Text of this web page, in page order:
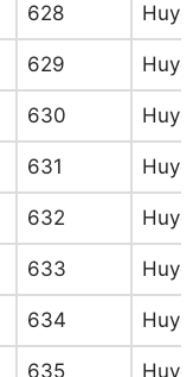
628
629
630
631
632
633
634
635